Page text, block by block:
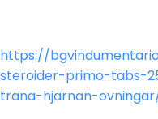
https://
steroider-primo-tabs-
trana-hjarnan-